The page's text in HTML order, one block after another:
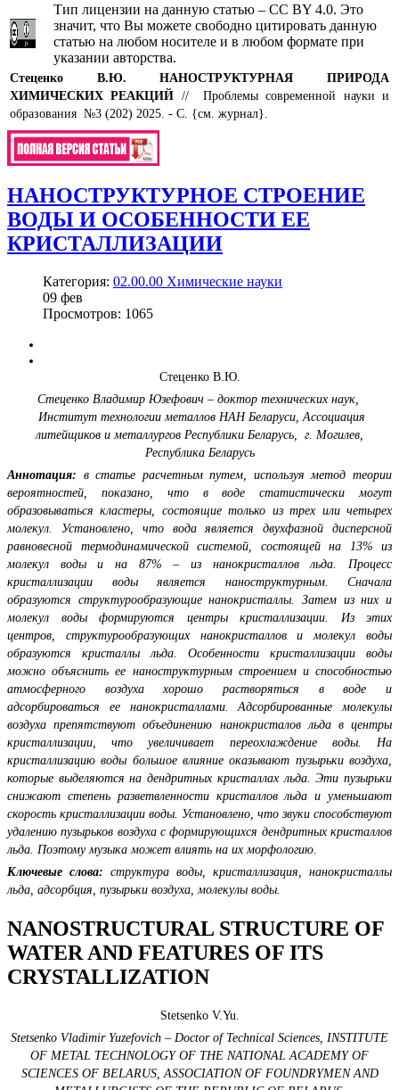
Тип лицензии на данную статью – CC BY 4.0. Это
значит, что Вы можете свободно цитировать данную
статью на любом носителе и в любом формате при
указании авторства.
Стеценко В.Ю.НАНОСТРУКТУРНАЯ ПРИРОДА
ХИМИЧЕСКИХ РЕАКЦИЙ // Проблемы современной науки и
образования №3 (202) 2025. - С. {см. журнал}.
НАНОСТРУКТУРНОЕ СТРОЕНИЕ
ВОДЫ И ОСОБЕННОСТИ ЕЕ
КРИСТАЛЛИЗАЦИИ
Категория: 02.00.00 Химические науки
09 фев
Просмотров: 1065
Стеценко В.Ю.
Стеценко Владимир Юзефович – доктор технических наук,
Институт технологии металлов НАН Беларуси, Ассоциация
литейщиков и металлургов Республики Беларусь, г. Могилев,
Республика Беларусь
Аннотация: в статье расчетным путем, используя метод теории
вероятностей, показано, что в воде статистически могут
образовываться кластеры, состоящие только из трех или четырех
молекул. Установлено, что вода является двухфазной дисперсной
равновесной термодинамической системой, состоящей на 13% из
молекул воды и на 87% – из нанокристаллов льда. Процесс
кристаллизации воды является наноструктурным. Сначала
образуются структурообразующие нанокристаллы. Затем из них и
молекул воды формируются центры кристаллизации. Из этих
центров, структурообразующих нанокристаллов и молекул воды
образуются кристаллы льда. Особенности кристаллизации воды
можно объяснить ее наноструктурным строением и способностью
атмосферного воздуха хорошо растворяться в воде и
адсорбироваться ее нанокристаллами. Адсорбированные молекулы
воздуха препятствуют объединению нанокристалов льда в центры
кристаллизации, что увеличивает переохлаждение воды. На
кристаллизацию воды большое влияние оказывают пузырьки воздуха,
которые выделяются на дендритных кристаллах льда. Эти пузырьки
снижают степень разветвленности кристаллов льда и уменьшают
скорость кристаллизации воды. Установлено, что звуки способствуют
удалению пузырьков воздуха с формирующихся дендритных кристаллов
льда. Поэтому музыка может влиять на их морфологию.
Ключевые слова: структура воды, кристаллизация, нанокристаллы
льда, адсорбция, пузырьки воздуха, молекулы воды.
NANOSTRUCTURAL STRUCTURE OF
WATER AND FEATURES OF ITS
CRYSTALLIZATION
Stetsenko V.Yu.
Stetsenko Vladimir Yuzefovich – Doctor of Technical Sciences, INSTITUTE
OF METAL TECHNOLOGY OF THE NATIONAL ACADEMY OF
SCIENCES OF BELARUS, ASSOCIATION OF FOUNDRYMEN AND